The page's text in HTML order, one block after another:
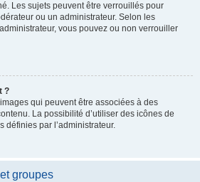
Les sujets peuvent être verrouillés pour
ou un administrateur. Selon les
vous pouvez ou non verrouiller
?
qui peuvent être associées à des
La possibilité d’utiliser des icônes de
définies par l’administrateur.
groupes